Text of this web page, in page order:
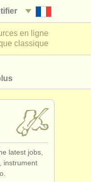
en ligne
classique
latest jobs,
instrument